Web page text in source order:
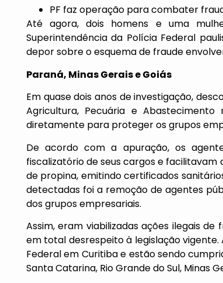
PF faz operação para combater
Até agora, dois homens e uma
Superintendência da Polícia Federal
depor sobre o esquema de fraude
Paraná, Minas Gerais e Goiás
Em quase dois anos de investigação,
Agricultura, Pecuária e
diretamente para proteger os grupos
De acordo com a apuração, os
fiscalizatório de seus cargos e
de propina, emitindo certificados
detectadas foi a remoção de agentes
dos grupos empresariais.
Assim, eram viabilizadas ações ilegais
em total desrespeito à legislação vigente.
Federal em Curitiba e estão sendo
Santa Catarina, Rio Grande do Sul, Minas